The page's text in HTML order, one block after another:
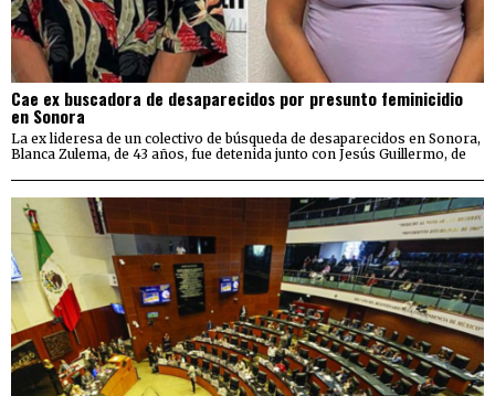
Cae ex buscadora de desaparecidos por presunto feminicidio
en Sonora
La ex lideresa de un colectivo de búsqueda de desaparecidos en Sonora,
Blanca Zulema, de 43 años, fue detenida junto con Jesús Guillermo, de